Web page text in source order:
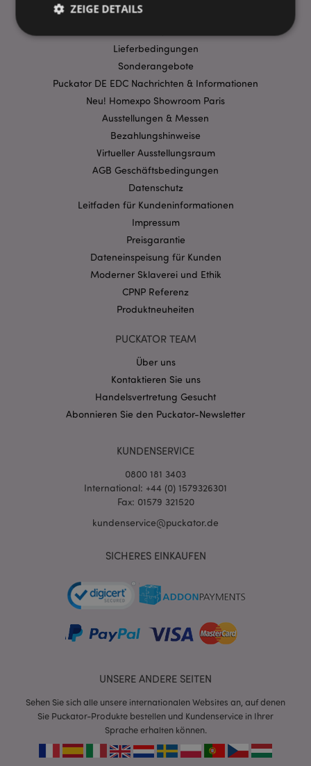
WICHTIGE INFORMATION
Lieferbedingungen
Sonderangebote
Puckator DE EDC Nachrichten & Informationen
Neu! Homexpo Showroom Paris
Ausstellungen & Messen
Bezahlungshinweise
Virtueller Ausstellungsraum
AGB Geschäftsbedingungen
Datenschutz
Leitfaden für Kundeninformationen
Impressum
Preisgarantie
Dateneinspeisung für Kunden
Moderner Sklaverei und Ethik
CPNP Referenz
Produktneuheiten
PUCKATOR TEAM
Über uns
Kontaktieren Sie uns
Handelsvertretung Gesucht
Abonnieren Sie den Puckator-Newsletter
KUNDENSERVICE
0800 181 3403
International: +44 (0) 1579326301
Fax: 01579 321520
kundenservice@puckator.de
SICHERES EINKAUFEN
UNSERE ANDERE SEITEN
Sehen Sie sich alle unsere internationalen Websites an, auf denen
Sie Puckator-Produkte bestellen und Kundenservice in Ihrer
Sprache erhalten können.
ZEIGE DETAILS
Unbedingt notwendige
Leistungs
Ausrichten
Funktions
Streng-notwendige-Cookies ermöglichen
Kernfunktionen der Website wie die
Benutzeranmeldung und die Kontoverwaltung.
Ohne unbedingt notwendige cookies kann die
Website nicht richtig genutzt werden.
Provider
CookieScriptConsent
CookieScript
mage-cache-storage-section-
PHPSESSID
mage-messages
www.puckator.de
mage-cache-sessid
Adobe Inc.
Datenschutzbestimmungen von Google